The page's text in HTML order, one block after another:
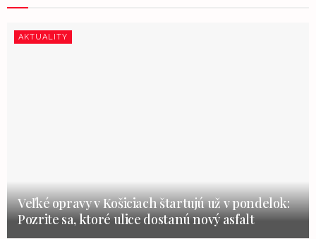
AKTUALITY
Veľké opravy v Košiciach štartujú už v pondelok:
Pozrite sa, ktoré ulice dostanú nový asfalt